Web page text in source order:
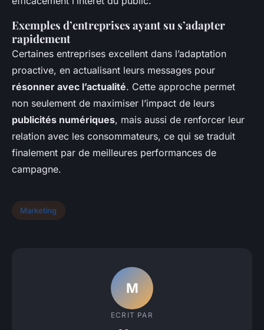
Exemples d’entreprises ayant su s’adapter
rapidement
Certaines entreprises excellent dans l’adaptation
proactive, en actualisant leurs messages pour
résonner avec l’actualité. Cette approche permet
non seulement de maximiser l’impact de leurs
publicités numériques, mais aussi de renforcer leur
relation avec les consommateurs, ce qui se traduit
finalement par de meilleures performances de
campagne.
Marketing
M
ECRIT PAR